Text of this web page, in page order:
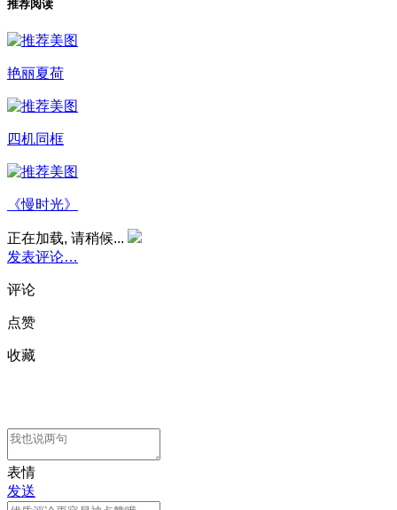
推荐阅读
艳丽夏荷
四机同框
《慢时光》
正在加载, 请稍候...
发表评论…
评论
点赞
收藏
表情
发送